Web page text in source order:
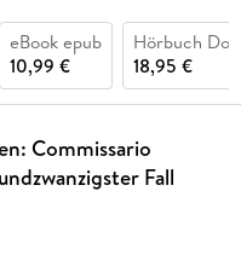
eBook epub
10,99 €
Hörbuch
18,95 €
Commissario
Fall